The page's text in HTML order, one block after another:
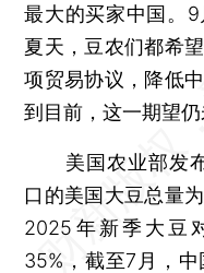
最大的买家中国。
夏天，豆农们都希
项贸易协议，降低
到目前，这一期望仍
美国农业部发布
口的美国大豆总量
2025年新季大豆
35%，截至7月，